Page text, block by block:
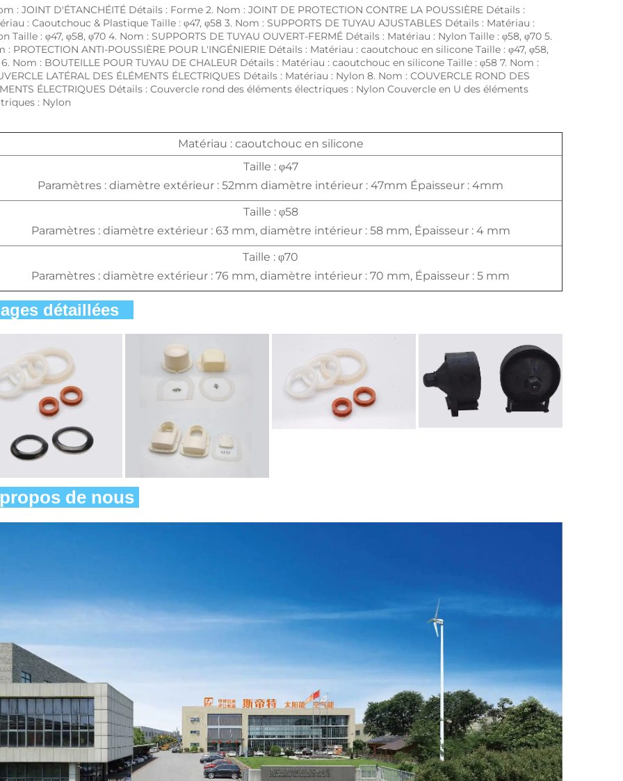
: JOINT D'ÉTANCHÉITÉ Détails : Forme 2. Nom : JOINT DE PROTECTION CONTRE LA POUSSIÈRE Détails :
: Caoutchouc & Plastique Taille : φ47, φ58 3. Nom : SUPPORTS DE TUYAU AJUSTABLES Détails : Matériau :
Taille : φ47, φ58, φ70 4. Nom : SUPPORTS DE TUYAU OUVERT-FERMÉ Détails : Matériau : Nylon Taille : φ58, φ70 5.
: PROTECTION ANTI-POUSSIÈRE POUR L'INGÉNIERIE Détails : Matériau : caoutchouc en silicone Taille : φ47, φ58,
Nom : BOUTEILLE POUR TUYAU DE CHALEUR Détails : Matériau : caoutchouc en silicone Taille : φ58 7. Nom :
LATÉRAL DES ÉLÉMENTS ÉLECTRIQUES Détails : Matériau : Nylon 8. Nom : COUVERCLE ROND DES
ÉLECTRIQUES Détails : Couvercle rond des éléments électriques : Nylon Couvercle en U des éléments
: Nylon
Matériau : caoutchouc en silicone
Taille : φ47
Paramètres : diamètre extérieur : 52mm diamètre intérieur : 47mm Épaisseur : 4mm
Taille : φ58
Paramètres : diamètre extérieur : 63 mm, diamètre intérieur : 58 mm, Épaisseur : 4 mm
Taille : φ70
Paramètres : diamètre extérieur : 76 mm, diamètre intérieur : 70 mm, Épaisseur : 5 mm
détaillées
de nous